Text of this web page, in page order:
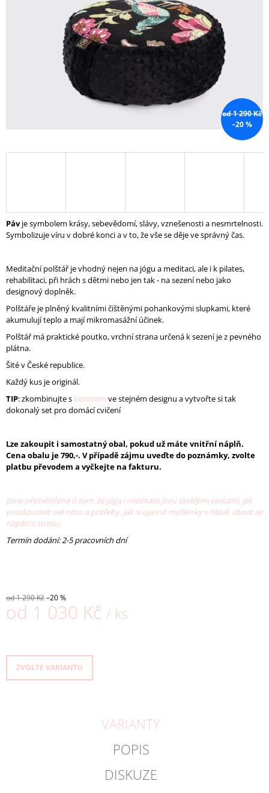
od 1 290 Kč
–20 %
Pávje symbolem krásy, sebevědomí, slávy, vznešenosti a nesmrtelnosti.
Symbolizuje víru v dobré konci a v to, že vše se děje ve správný čas.
Meditační polštář je vhodný nejen na jógu a meditaci, ale i k pilates,
rehabilitaci, při hrách s dětmi nebo jen tak - na sezení nebo jako
designový doplněk.
Polštáře je plněný kvalitními čištěnými pohankovými slupkami, které
akumulují teplo a mají mikromasážní účinek.
Polštář má praktické poutko, vrchní strana určená k sezení je z pevného
plátna.
Šité v České republice.
Každý kus je originál.
TIP: zkombinujte s bolstrem ve stejném designu a vytvořte si tak
dokonalý set pro domácí cvičení
Lze zakoupit i samostatný obal, pokud už máte vnitřní náplň.
Cena obalu je 790,-. V případě zájmu uveďte do poznámky, zvolte
platbu převodem a vyčkejte na fakturu.
Jsme přesvědčené o tom, že jóga i meditace jsou skvělými cestami, jak
prozkoumat své nitro a potřeby. Jak si ujasnit myšlenky v hlavě, zbavit se
napětí a stresu.
Termín dodání: 2-5 pracovních dní
od 1 290 Kč–20 %
od 1 030 Kč / ks
ZVOLTE VARIANTU
VARIANTY
POPIS
DISKUZE
P
O
R
U
J
E
M
E
DÁMSKÁ
PODPRSENKA
VERVE
ÚZKÁ
RAMÍNKA
1
Původně:
1
560
Kč